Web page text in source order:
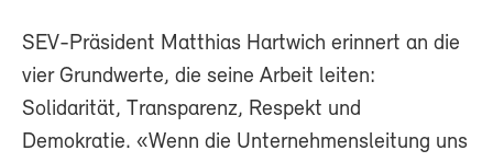
SEV-Präsident Matthias Hartwich erinnert an die
vier Grundwerte, die seine Arbeit leiten:
Solidarität, Transparenz, Respekt und
Demokratie. «Wenn die Unternehmensleitung uns